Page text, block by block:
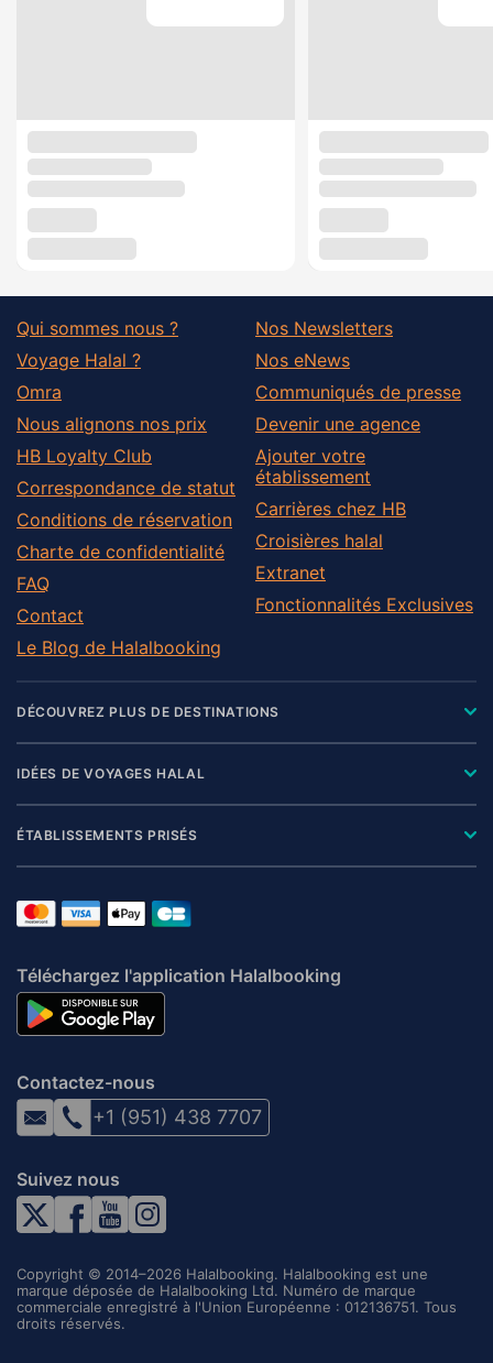
Qui sommes nous ?
Voyage Halal ?
Omra
Nous alignons nos prix
HB Loyalty Club
Correspondance de statut
Conditions de réservation
Charte de confidentialité
FAQ
Contact
Le Blog de Halalbooking
Nos Newsletters
Nos eNews
Communiqués de presse
Devenir une agence
Ajouter votre
établissement
Carrières chez HB
Croisières halal
Extranet
Fonctionnalités Exclusives
DÉCOUVREZ PLUS DE DESTINATIONS
IDÉES DE VOYAGES HALAL
ÉTABLISSEMENTS PRISÉS
Téléchargez l'application Halalbooking
Contactez-nous
+1 (951) 438 7707
Suivez nous
Copyright © 2014–2026 Halalbooking. Halalbooking est une
marque déposée de Halalbooking Ltd. Numéro de marque
commerciale enregistré à l'Union Européenne : 012136751. Tous
droits réservés.